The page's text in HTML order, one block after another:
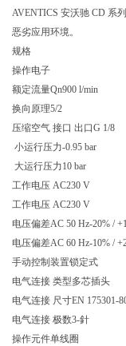
AVENTICS 安沃驰 CD 系
恶劣应用环境。
规格
操作电子
额定流量Qn900 l/min
换向原理5/2
压缩空气 接口 出口G 1/8
小运行压力-0.95 bar
大运行压力10 bar
工作电压 AC230 V
工作电压 AC230 V
电压偏差AC 50 Hz-20% /
电压偏差AC 60 Hz-10% /
手动控制装置锁定式
电气连接 类型多芯插头
电气连接 尺寸EN 175301-
电气连接 极数3-針
操作元件单线圈